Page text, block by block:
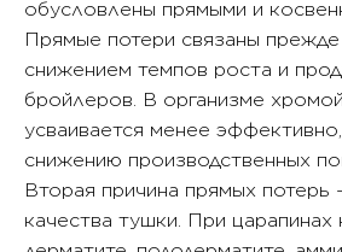
обусловлены прямыми и
Прямые потери связаны прежде
снижением темпов роста и
бройлеров. В организме
усваивается менее
снижению производственных
Вторая причина прямых потерь
качества тушки. При царапинах